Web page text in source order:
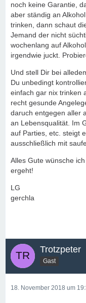
noch keine Garantie,
aber ständig an
trinken, dann schaut
Jemand der nicht
wochenlang auf
irgendwie juckt.
Und stell Dir bei
Du unbedingt
einfach gar nix trinken
recht gesunde
daruch entgegen aller
an Lebensqualität. Im
auf Parties, etc. steigt
ausschließlich mit
Alles Gute wünsche
ergeht!
LG
gerchla
Trotzpeter
Gast
18. November 2018 um